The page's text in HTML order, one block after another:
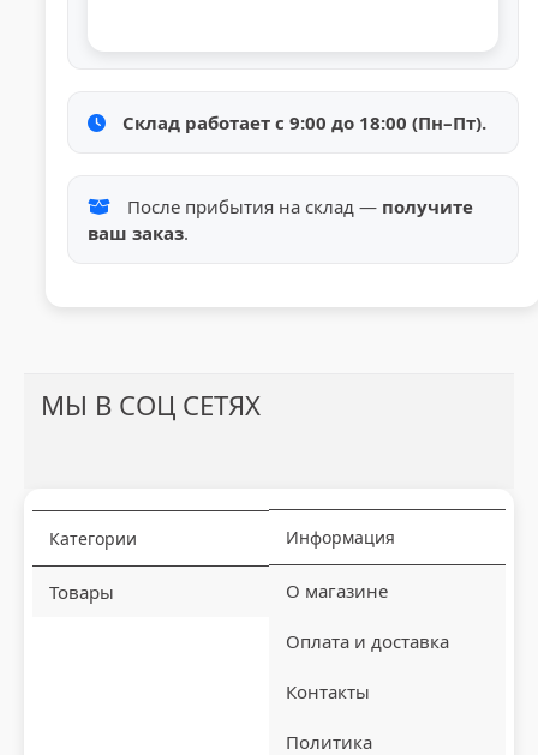
Склад работает с 9:00 до 18:00 (Пн–Пт).
После прибытия на склад — получите
ваш заказ.
МЫ В СОЦ СЕТЯХ
Категории
Товары
Информация
О магазине
Оплата и доставка
Контакты
Политика